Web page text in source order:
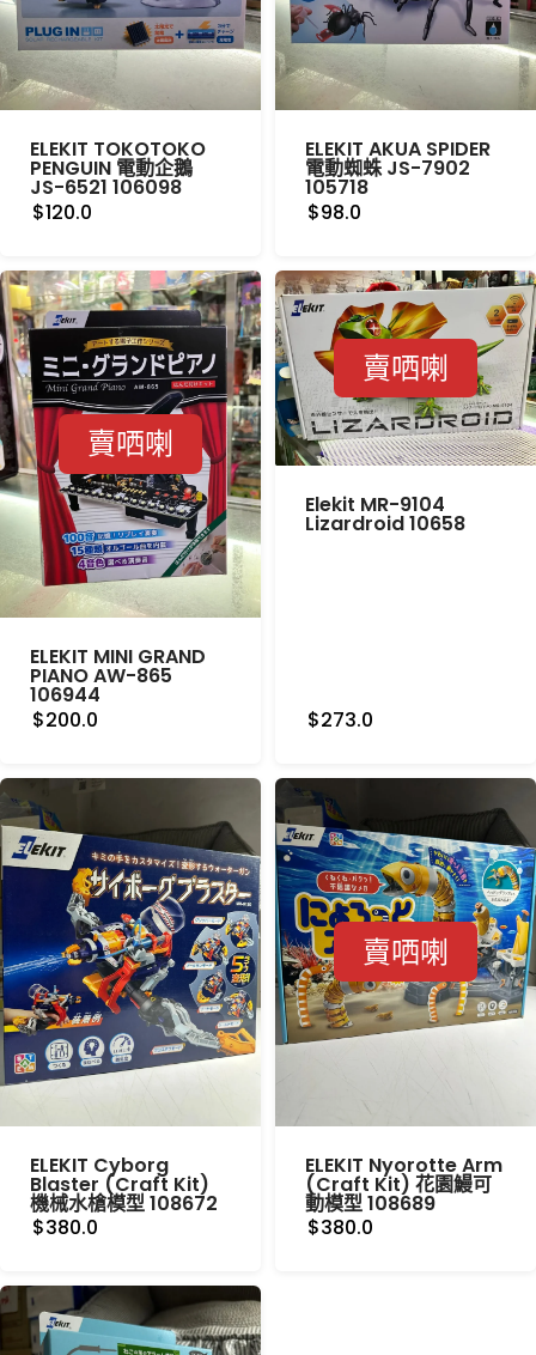
ELEKIT TOKOTOKO
PENGUIN 電動企鵝
JS-6521 106098
$120.0
ELEKIT AKUA SPIDER
電動蜘蛛 JS-7902
105718
$98.0
賣哂喇
ELEKIT MINI GRAND
PIANO AW-865
106944
$200.0
賣哂喇
Elekit MR-9104
Lizardroid 10658
$273.0
ELEKIT Cyborg
Blaster (Craft Kit)
機械水槍模型 108672
$380.0
賣哂喇
ELEKIT Nyorotte Arm
(Craft Kit) 花園鰻可
動模型 108689
$380.0